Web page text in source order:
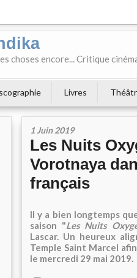
choses encore... Critique
Livres
1 Juin 2019
Les Nuits
Vorotnaya
français
Il y a bien longtemps
saison "Les Nuits
Lascar. Un heureux
Temple Saint Marcel
le mercredi 29 mai 2019.